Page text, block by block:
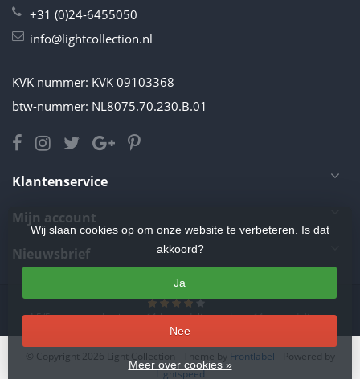
+31 (0)24-6455050
info@lightcollection.nl
KVK nummer: KVK 09103368
btw-nummer: NL8075.70.230.B.01
Klantenservice
Mijn account
Nieuwsbrief
4.5/5sterren op basis van11beoordelingen.Lees 11 beoordelingen
Wij slaan cookies op om onze website te verbeteren. Is dat
akkoord?
Ja
Nee
Meer over cookies »
© Copyright 2026 Light Collection - Theme by Frontlabel - Powered by
Lightspeed